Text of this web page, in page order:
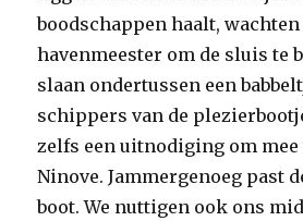
boodschappen haalt,
havenmeester om de sluis te
slaan ondertussen een
schippers van de
zelfs een uitnodiging om mee
Ninove. Jammergenoeg past
boot. We nuttigen ook ons